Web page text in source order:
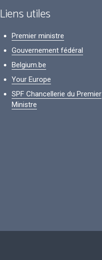
Liens utiles
Premier ministre
Gouvernement fédéral
Belgium.be
Your Europe
SPF Chancellerie du Premier
Ministre